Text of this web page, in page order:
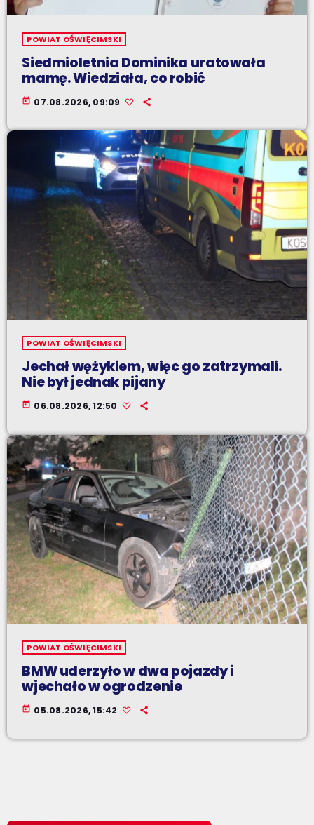
POWIAT OŚWIĘCIMSKI
Siedmioletnia Dominika uratowała
mamę. Wiedziała, co robić
today 07.08.2026, 09:09
POWIAT OŚWIĘCIMSKI
Jechał wężykiem, więc go zatrzymali.
Nie był jednak pijany
today 06.08.2026, 12:50
POWIAT OŚWIĘCIMSKI
BMW uderzyło w dwa pojazdy i
wjechało w ogrodzenie
today 05.08.2026, 15:42